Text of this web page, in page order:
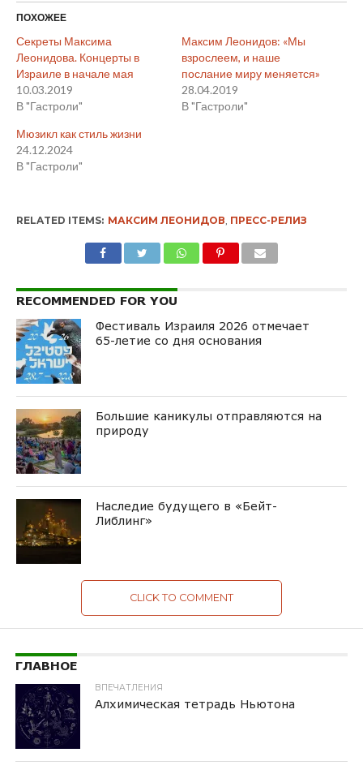
ПОХОЖЕЕ
Секреты Максима
Леонидова. Концерты в
Израиле в начале мая
10.03.2019
В "Гастроли"
Максим Леонидов: «Мы
взрослеем, и наше
послание миру меняется»
28.04.2019
В "Гастроли"
Мюзикл как стиль жизни
24.12.2024
В "Гастроли"
RELATED ITEMS: МАКСИМ ЛЕОНИДОВ ПРЕСС-РЕЛИЗ
RECOMMENDED FOR YOU
Фестиваль Израиля 2026 отмечает
65-летие со дня основания
Большие каникулы отправляются на
природу
Наследие будущего в «Бейт-
Либлинг»
CLICK TO COMMENT
ГЛАВНОЕ
ВПЕЧАТЛЕНИЯ
Алхимическая тетрадь Ньютона